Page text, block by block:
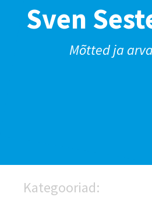
Sven
Mõtted ja
Kategooriad: